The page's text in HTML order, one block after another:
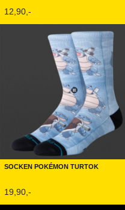
12,90,-
Socken Pokémon Turtok
19,90,-